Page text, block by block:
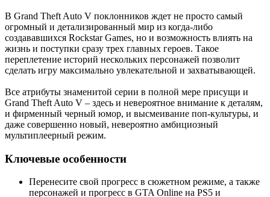
В Grand Theft Auto V поклонников ждет не просто самый
огромный и детализированный мир из когда-либо
создававшихся Rockstar Games, но и возможность влиять на
жизнь и поступки сразу трех главных героев. Такое
переплетение историй нескольких персонажей позволит
сделать игру максимально увлекательной и захватывающей.
Все атрибуты знаменитой серии в полной мере присущи и
Grand Theft Auto V – здесь и невероятное внимание к деталям,
и фирменный черный юмор, и высмеивание поп-культуры, и
даже совершенно новый, невероятно амбициозный
мультиплеерный режим.
Ключевые особенности
Перенесите свой прогресс в сюжетном режиме, а также
персонажей и прогресс в GTA Online на PS5 и